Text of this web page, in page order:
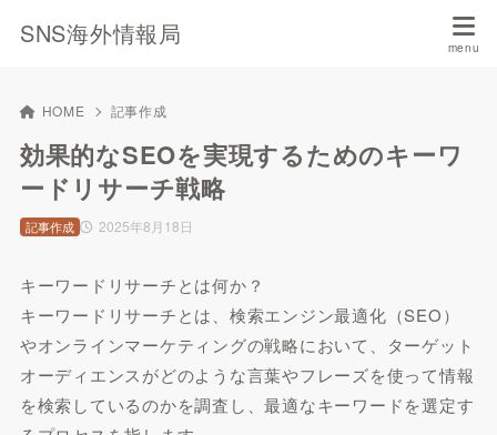
SNS海外情報局
HOME 記事作成
効果的なSEOを実現するためのキーワ
ードリサーチ戦略
2025年8月18日
記事作成
キーワードリサーチとは何か？
キーワードリサーチとは、検索エンジン最適化（SEO）
やオンラインマーケティングの戦略において、ターゲット
オーディエンスがどのような言葉やフレーズを使って情報
を検索しているのかを調査し、最適なキーワードを選定す